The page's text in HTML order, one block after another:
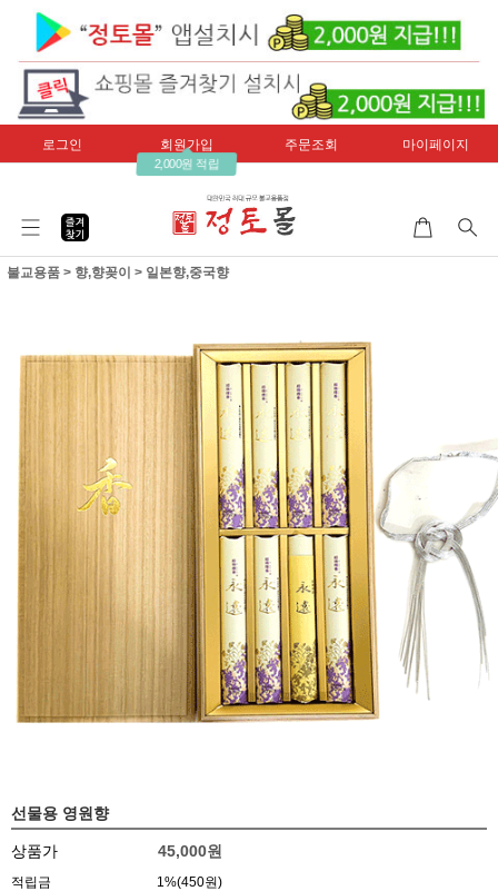
로그인 회원가입
2,000원 적립
주문조회 마이페이지
불교용품 > 향,향꽂이 > 일본향,중국향
선물용 영원향
상품가 45,000원
적립금 1%(450원)